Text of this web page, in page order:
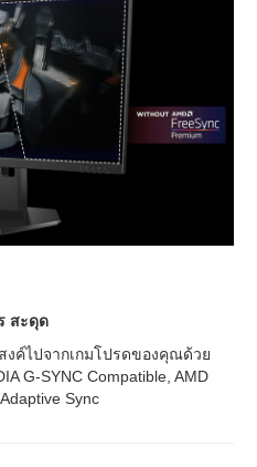
สะดุด
งค์ไปจากเกมโปรดของคุณด้วย
G-SYNC Compatible, AMD
Sync